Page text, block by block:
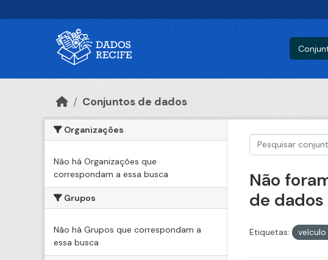
Conjuntos de dados
Organizações
Não há Organizações que
correspondam a essa busca
Grupos
Não há Grupos que correspondam a
essa busca
Não
de dados
Etiquetas: veículo